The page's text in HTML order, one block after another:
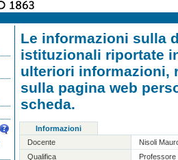
Le informazioni sulla
istituzionali riportate
ulteriori informazioni,
sulla pagina web
scheda.
Informazioni
Docente
Nisoli
Qualifica
Professore